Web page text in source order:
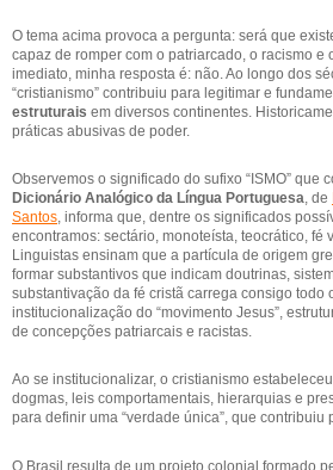
O tema acima provoca a pergunta: será que
capaz de romper com o patriarcado, o racismo e
imediato, minha resposta é: não. Ao longo dos
“cristianismo” contribuiu para legitimar e
estruturais em diversos continentes.
práticas abusivas de poder.
Observemos o significado do sufixo “ISMO” que
Dicionário Analógico da Língua Portuguesa, de
Santos, informa que, dentre os significados
encontramos: sectário, monoteísta, teocrático, fé
Linguistas ensinam que a partícula de origem
formar substantivos que indicam doutrinas,
substantivação da fé cristã carrega consigo todo
institucionalização do “movimento Jesus”,
de concepções patriarcais e racistas.
Ao se institucionalizar, o cristianismo
dogmas, leis comportamentais, hierarquias e
para definir uma “verdade única”, que
O Brasil resulta de um projeto colonial formado